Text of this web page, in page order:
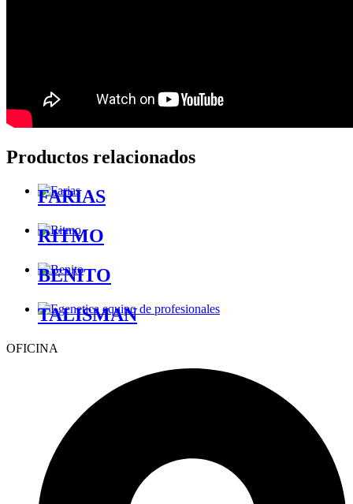
Productos relacionados
FARIAS
RITMO
BENITO
TALISMAN
OFICINA